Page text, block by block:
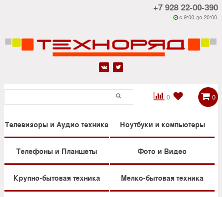
+7 928 22-00-390
 c 9:00 до 20:00
 
0

 0
Телевизоры и Аудио техника Ноутбуки и компьютеры
Телефоны и Планшеты Фото и Видео
Крупно-бытовая техника Мелко-бытовая техника